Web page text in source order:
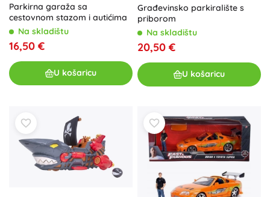
Parkirna garaža sa
cestovnom stazom i autićima
Na skladištu
16,50 €
U košaricu
Građevinsko parkiralište s
priborom
Na skladištu
20,50 €
U košaricu